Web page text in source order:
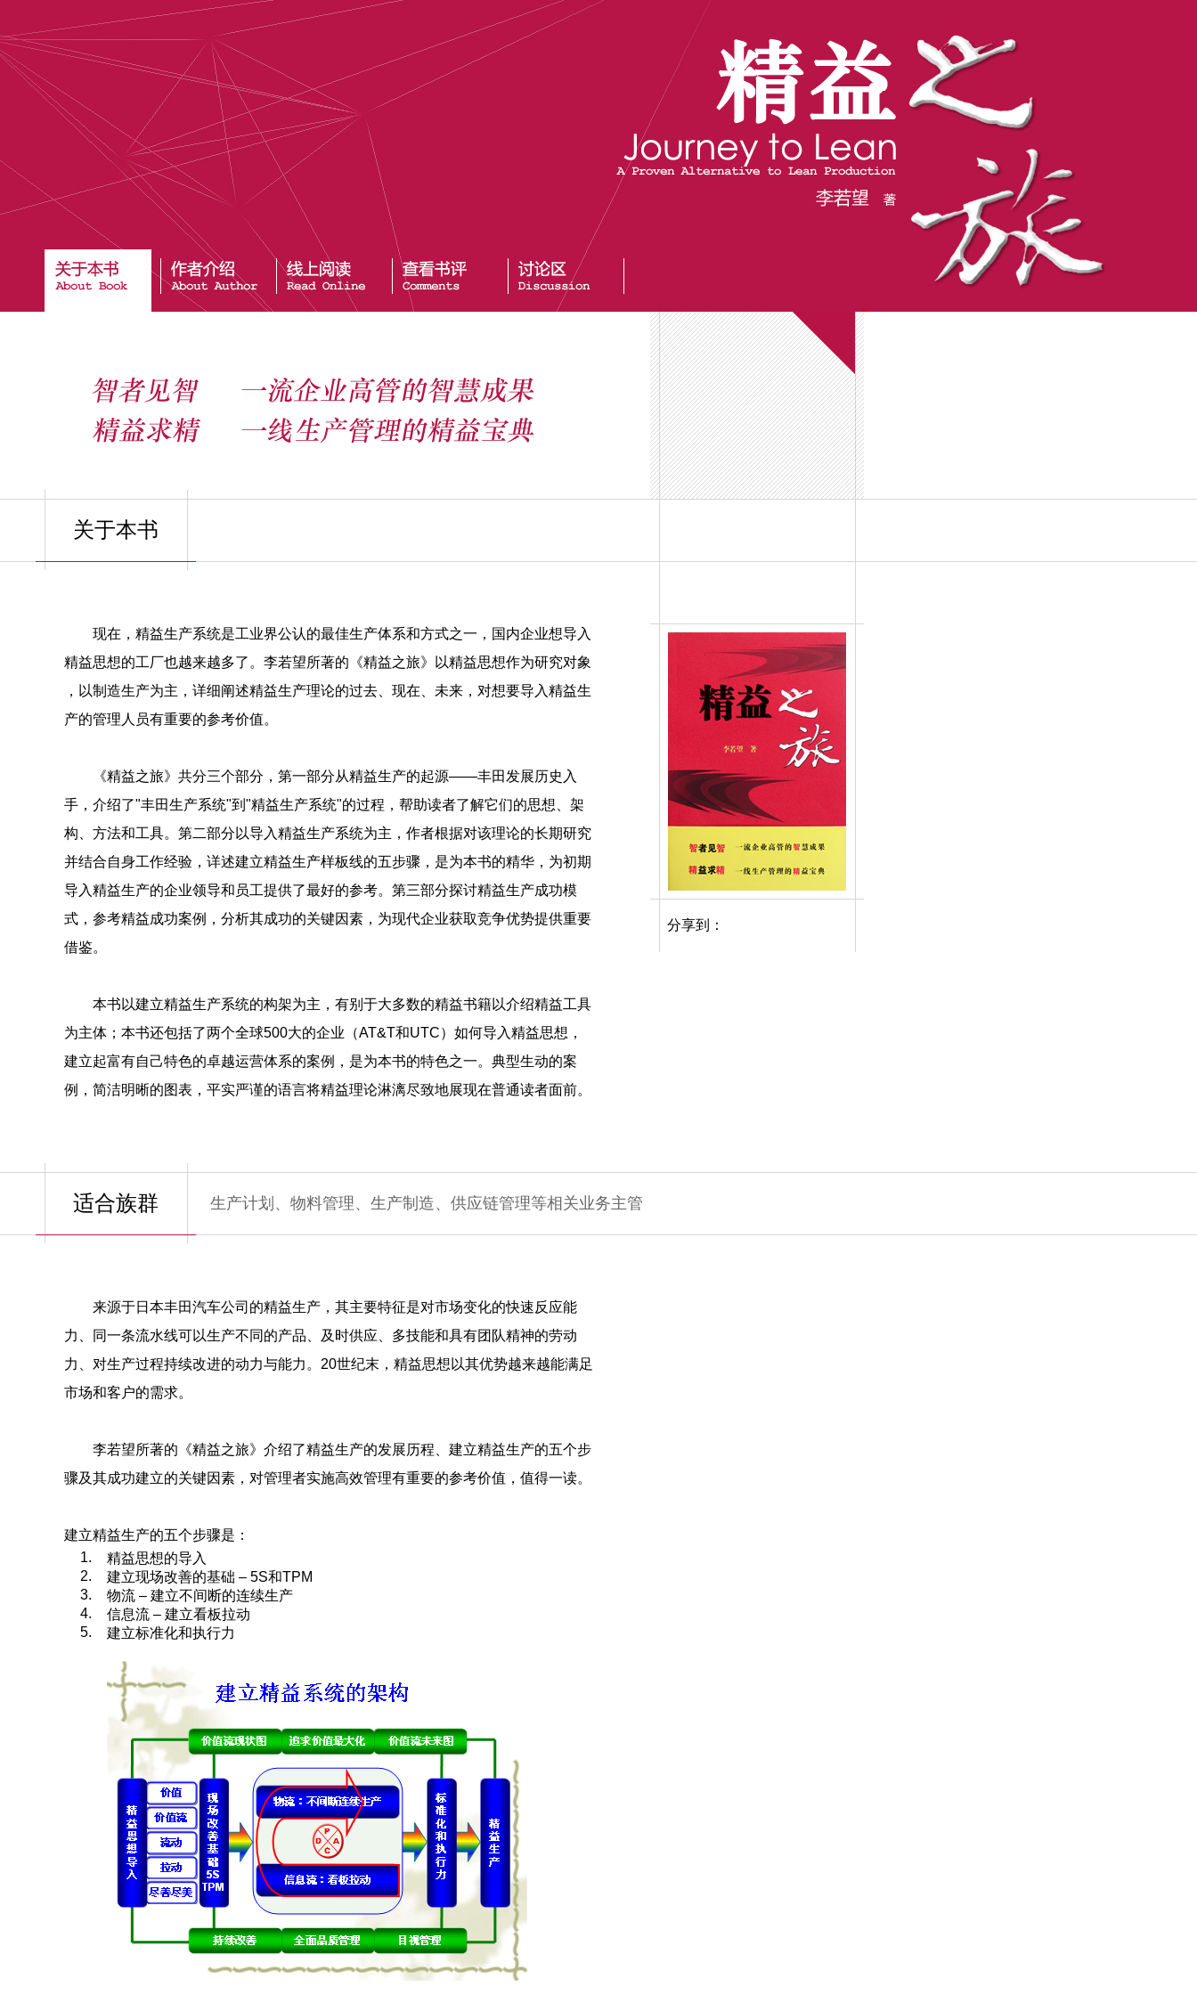
关于本书
现在，精益生产系统是工业界公认的最佳生产体系和方式之一，国内企业想导入
精益思想的工厂也越来越多了。李若望所著的《精益之旅》以精益思想作为研究对象
，以制造生产为主，详细阐述精益生产理论的过去、现在、未来，对想要导入精益生
产的管理人员有重要的参考价值。
《精益之旅》共分三个部分，第一部分从精益生产的起源——丰田发展历史入
手，介绍了"丰田生产系统"到"精益生产系统"的过程，帮助读者了解它们的思想、架
构、方法和工具。第二部分以导入精益生产系统为主，作者根据对该理论的长期研究
并结合自身工作经验，详述建立精益生产样板线的五步骤，是为本书的精华，为初期
导入精益生产的企业领导和员工提供了最好的参考。第三部分探讨精益生产成功模
式，参考精益成功案例，分析其成功的关键因素，为现代企业获取竞争优势提供重要
借鉴。
本书以建立精益生产系统的构架为主，有别于大多数的精益书籍以介绍精益工具
为主体；本书还包括了两个全球500大的企业（AT&T和UTC）如何导入精益思想，
建立起富有自己特色的卓越运营体系的案例，是为本书的特色之一。典型生动的案
例，简洁明晰的图表，平实严谨的语言将精益理论淋漓尽致地展现在普通读者面前。
分享到：
适合族群 生产计划、物料管理、生产制造、供应链管理等相关业务主管
来源于日本丰田汽车公司的精益生产，其主要特征是对市场变化的快速反应能
力、同一条流水线可以生产不同的产品、及时供应、多技能和具有团队精神的劳动
力、对生产过程持续改进的动力与能力。20世纪末，精益思想以其优势越来越能满足
市场和客户的需求。
李若望所著的《精益之旅》介绍了精益生产的发展历程、建立精益生产的五个步
骤及其成功建立的关键因素，对管理者实施高效管理有重要的参考价值，值得一读。
建立精益生产的五个步骤是：
1.
精益思想的导入
2.
建立现场改善的基础 – 5S和TPM
3.
物流 – 建立不间断的连续生产
4.
信息流 – 建立看板拉动
5.
建立标准化和执行力